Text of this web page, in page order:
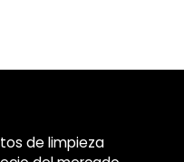
de limpieza